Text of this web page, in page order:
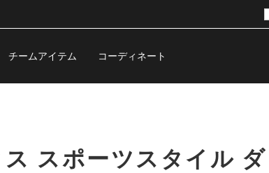
チームアイテム コーディネート
スポーツスタイル